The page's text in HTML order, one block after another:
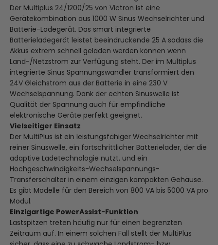
Der Multiplus 24/1200/25 von Victron ist eine
Gerätekombination aus 1000 W Sinus Wechselrichter und
Batterie-Ladegerät. Das smart integrierte
Batterieladegerät leistet beeindruckende 25 A sodass die
Akkus extrem schnell geladen werden können wenn
Land-/Netzstrom zur Verfügung steht. Der im Multiplus
integrierte Sinus Spannungswandler transformiert den
24V Gleichstrom aus der Batterie in eine 230 V
Wechselspannung. Dank der echten Sinuswelle ist
Qualität der Spannung auch für empfindliche
elektronische Geräte perfekt geeignet.
Vielseitiger Einsatz
Der MultiPlus ist ein leistungsfähiger Wechselrichter mit
reiner Sinuswelle, ein fortschrittlicher Batterielader, der die
adaptive Ladetechnologie nutzt, und ein
Hochgeschwindigkeits-Wechselspannungs-
Transferschalter in einem einzigen kompakten Gehäuse.
Es gibt Modelle für den Bereich von 800 VA bis 5000 VA pro
Modul.
Einzigartige PowerAssist-Funktion
Lastspitzen treten häufig nur für einen begrenzten
Zeitraum auf. In einem solchen Fall stellt der MultiPlus